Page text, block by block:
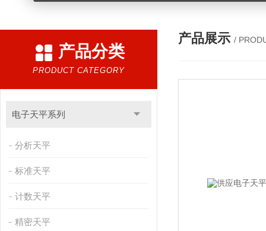
产品分类
PRODUCT CATEGORY
电子天平系列
分析天平
标准天平
计数天平
精密天平
产品展示 /